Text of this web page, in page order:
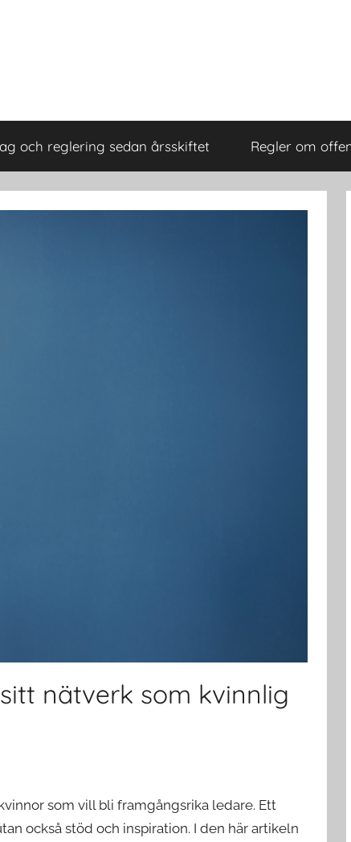
och reglering sedan årsskiftet Regler om
nätverk som kvinnlig
som vill bli framgångsrika ledare. Ett
också stöd och inspiration. I den här artikeln